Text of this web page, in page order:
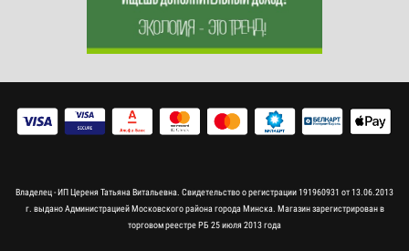
Владелец - ИП Цереня Татьяна Витальевна. Свидетельство о регистрации 191960931 от 13.06.2013
г. выдано Администрацией Московского района города Минска. Магазин зарегистрирован в
торговом реестре РБ 25 июля 2013 года